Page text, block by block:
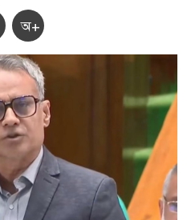
অ+